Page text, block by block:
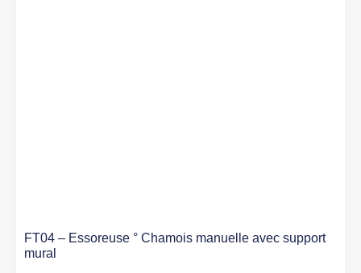
FT04 – Essoreuse ° Chamois manuelle avec support
mural